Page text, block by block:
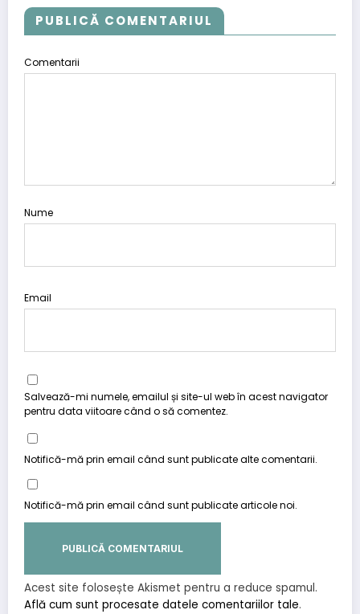
PUBLICĂ COMENTARIUL
Comentarii
Nume
Email
Salvează-mi numele, emailul și site-ul web în acest navigator
pentru data viitoare când o să comentez.
Notifică-mă prin email când sunt publicate alte comentarii.
Notifică-mă prin email când sunt publicate articole noi.
Acest site folosește Akismet pentru a reduce spamul.
Află cum sunt procesate datele comentariilor tale.